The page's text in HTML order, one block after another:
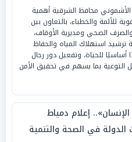
محافظ الشرقية أهمية
للأئمة والخطباء، بالتعاون بين
الصحي ومديرية الأوقاف،
ترشيد استهلاك المياه والحفاظ
أساسيًا للحياة، وتفعيل دور رجال
التوعية بما يسهم في تحقيق الأمن
الإنسان».. إعلام دمياط
الدولة في الصحة والتنمية